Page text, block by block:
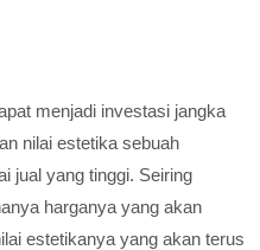
menjadi investasi jangka
nilai estetika sebuah
jual yang tinggi. Seiring
harganya yang akan
estetikanya yang akan terus